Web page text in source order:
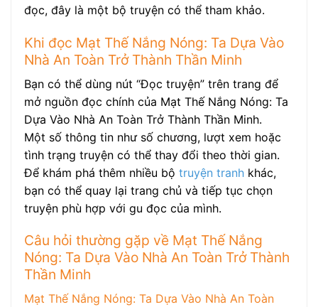
đọc, đây là một bộ truyện có thể tham khảo.
Khi đọc Mạt Thế Nắng Nóng: Ta Dựa Vào
Nhà An Toàn Trở Thành Thần Minh
Bạn có thể dùng nút “Đọc truyện” trên trang để
mở nguồn đọc chính của Mạt Thế Nắng Nóng: Ta
Dựa Vào Nhà An Toàn Trở Thành Thần Minh.
Một số thông tin như số chương, lượt xem hoặc
tình trạng truyện có thể thay đổi theo thời gian.
Để khám phá thêm nhiều bộ truyện tranh khác,
bạn có thể quay lại trang chủ và tiếp tục chọn
truyện phù hợp với gu đọc của mình.
Câu hỏi thường gặp về Mạt Thế Nắng
Nóng: Ta Dựa Vào Nhà An Toàn Trở Thành
Thần Minh
Mạt Thế Nắng Nóng: Ta Dựa Vào Nhà An Toàn